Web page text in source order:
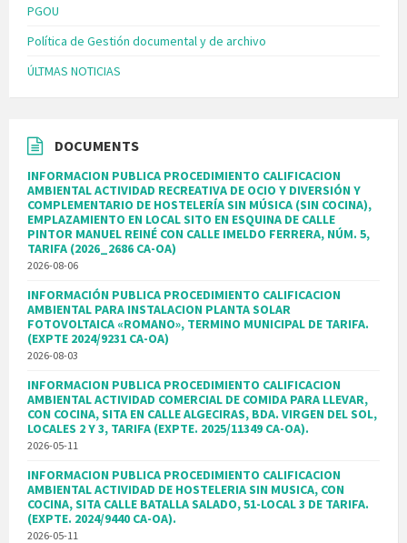
PGOU
Política de Gestión documental y de archivo
ÚLTMAS NOTICIAS
DOCUMENTS
INFORMACION PUBLICA PROCEDIMIENTO CALIFICACION
AMBIENTAL ACTIVIDAD RECREATIVA DE OCIO Y DIVERSIÓN Y
COMPLEMENTARIO DE HOSTELERÍA SIN MÚSICA (SIN COCINA),
EMPLAZAMIENTO EN LOCAL SITO EN ESQUINA DE CALLE
PINTOR MANUEL REINÉ CON CALLE IMELDO FERRERA, NÚM. 5,
TARIFA (2026_2686 CA-OA)
2026-08-06
INFORMACIÓN PUBLICA PROCEDIMIENTO CALIFICACION
AMBIENTAL PARA INSTALACION PLANTA SOLAR
FOTOVOLTAICA «ROMANO», TERMINO MUNICIPAL DE TARIFA.
(EXPTE 2024/9231 CA-OA)
2026-08-03
INFORMACION PUBLICA PROCEDIMIENTO CALIFICACION
AMBIENTAL ACTIVIDAD COMERCIAL DE COMIDA PARA LLEVAR,
CON COCINA, SITA EN CALLE ALGECIRAS, BDA. VIRGEN DEL SOL,
LOCALES 2 Y 3, TARIFA (EXPTE. 2025/11349 CA-OA).
2026-05-11
INFORMACION PUBLICA PROCEDIMIENTO CALIFICACION
AMBIENTAL ACTIVIDAD DE HOSTELERIA SIN MUSICA, CON
COCINA, SITA CALLE BATALLA SALADO, 51-LOCAL 3 DE TARIFA.
(EXPTE. 2024/9440 CA-OA).
2026-05-11